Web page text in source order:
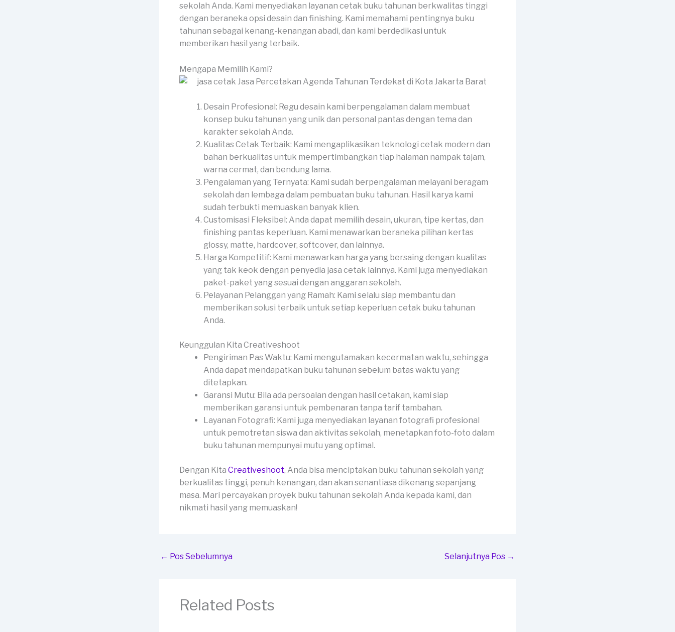
sekolah Anda. Kami menyediakan layanan cetak buku tahunan berkwalitas tinggi
dengan beraneka opsi desain dan finishing. Kami memahami pentingnya buku
tahunan sebagai kenang-kenangan abadi, dan kami berdedikasi untuk
memberikan hasil yang terbaik.
Mengapa Memilih Kami?
Desain Profesional: Regu desain kami berpengalaman dalam membuat
konsep buku tahunan yang unik dan personal pantas dengan tema dan
karakter sekolah Anda.
Kualitas Cetak Terbaik: Kami mengaplikasikan teknologi cetak modern dan
bahan berkualitas untuk mempertimbangkan tiap halaman nampak tajam,
warna cermat, dan bendung lama.
Pengalaman yang Ternyata: Kami sudah berpengalaman melayani beragam
sekolah dan lembaga dalam pembuatan buku tahunan. Hasil karya kami
sudah terbukti memuaskan banyak klien.
Customisasi Fleksibel: Anda dapat memilih desain, ukuran, tipe kertas, dan
finishing pantas keperluan. Kami menawarkan beraneka pilihan kertas
glossy, matte, hardcover, softcover, dan lainnya.
Harga Kompetitif: Kami menawarkan harga yang bersaing dengan kualitas
yang tak keok dengan penyedia jasa cetak lainnya. Kami juga menyediakan
paket-paket yang sesuai dengan anggaran sekolah.
Pelayanan Pelanggan yang Ramah: Kami selalu siap membantu dan
memberikan solusi terbaik untuk setiap keperluan cetak buku tahunan
Anda.
Keunggulan Kita Creativeshoot
Pengiriman Pas Waktu: Kami mengutamakan kecermatan waktu, sehingga
Anda dapat mendapatkan buku tahunan sebelum batas waktu yang
ditetapkan.
Garansi Mutu: Bila ada persoalan dengan hasil cetakan, kami siap
memberikan garansi untuk pembenaran tanpa tarif tambahan.
Layanan Fotografi: Kami juga menyediakan layanan fotografi profesional
untuk pemotretan siswa dan aktivitas sekolah, menetapkan foto-foto dalam
buku tahunan mempunyai mutu yang optimal.
Dengan Kita Creativeshoot, Anda bisa menciptakan buku tahunan sekolah yang
berkualitas tinggi, penuh kenangan, dan akan senantiasa dikenang sepanjang
masa. Mari percayakan proyek buku tahunan sekolah Anda kepada kami, dan
nikmati hasil yang memuaskan!
← Pos Sebelumnya Selanjutnya Pos →
Related Posts